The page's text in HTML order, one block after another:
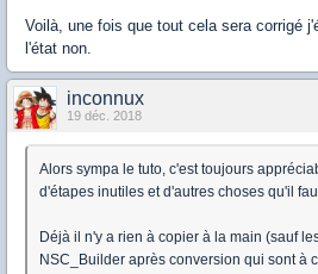
Voilà, une fois que tout cela sera corrigé
l'état non.
inconnux
19 déc. 2018
Alors sympa le tuto, c'est toujours
d'étapes inutiles et d'autres choses qu'il
Déjà il n'y a rien à copier à la main (sauf
NSC_Builder après conversion qui sont à